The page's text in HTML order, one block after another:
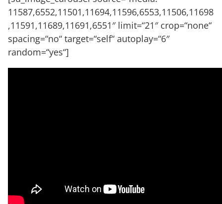
11587,6552,11501,11694,11596,6553,11506,11698
,11591,11689,11691,6551″ limit=“21″ crop=“none“
spacing=“no“ target=“self“ autoplay=“6″
random=“yes“]